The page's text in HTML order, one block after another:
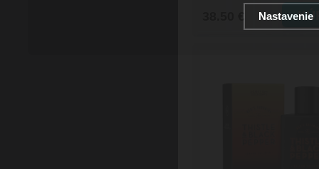
Nastavenie